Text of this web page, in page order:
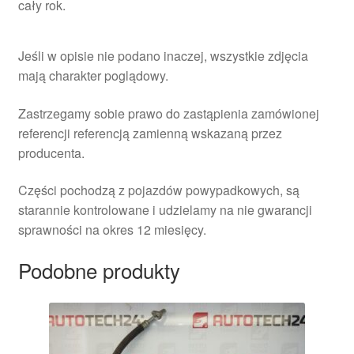
cały rok.
Jeśli w opisie nie podano inaczej, wszystkie zdjęcia
mają charakter poglądowy.
Zastrzegamy sobie prawo do zastąpienia zamówionej
referencji referencją zamienną wskazaną przez
producenta.
Części pochodzą z pojazdów powypadkowych, są
starannie kontrolowane i udzielamy na nie gwarancji
sprawności na okres 12 miesięcy.
Podobne produkty